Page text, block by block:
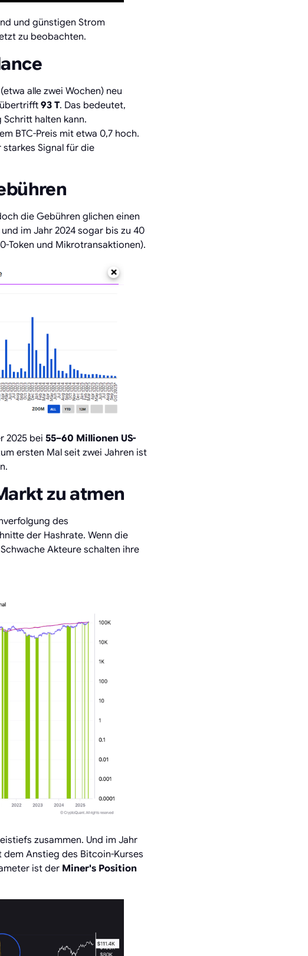
und günstigen Strom
zu beobachten.
alle zwei Wochen) neu
93 T. Das bedeutet,
halten kann.
BTC-Preis mit etwa 0,7 hoch.
starkes Signal für die
die Gebühren glichen einen
im Jahr 2024 sogar bis zu 40
Token und Mikrotransaktionen).
2025 bei 55–60 Millionen US-
ersten Mal seit zwei Jahren ist
zu atmen
des
der Hashrate. Wenn die
Akteure schalten ihre
zusammen. Und im Jahr
dem Anstieg des Bitcoin-Kurses
ist der Miner's Position